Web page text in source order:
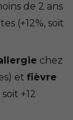
de 2 ans
(+12%, soit
chez
et fièvre
+12